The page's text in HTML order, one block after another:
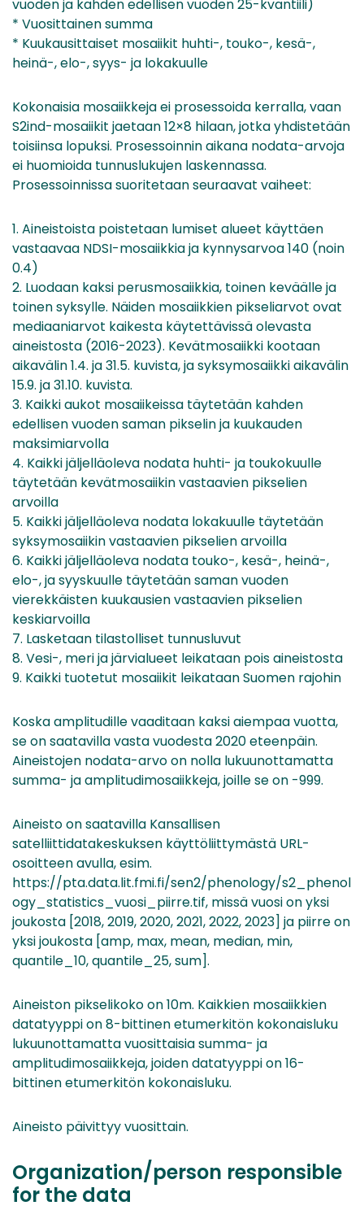
vuoden ja kahden edellisen vuoden 25-kvantiili)
* Vuosittainen summa
* Kuukausittaiset mosaiikit huhti-, touko-, kesä-,
heinä-, elo-, syys- ja lokakuulle
Kokonaisia mosaiikkeja ei prosessoida kerralla, vaan
S2ind-mosaiikit jaetaan 12×8 hilaan, jotka yhdistetään
toisiinsa lopuksi. Prosessoinnin aikana nodata-arvoja
ei huomioida tunnuslukujen laskennassa.
Prosessoinnissa suoritetaan seuraavat vaiheet:
1. Aineistoista poistetaan lumiset alueet käyttäen
vastaavaa NDSI-mosaiikkia ja kynnysarvoa 140 (noin
0.4)
2. Luodaan kaksi perusmosaiikkia, toinen keväälle ja
toinen syksylle. Näiden mosaiikkien pikseliarvot ovat
mediaaniarvot kaikesta käytettävissä olevasta
aineistosta (2016-2023). Kevätmosaiikki kootaan
aikavälin 1.4. ja 31.5. kuvista, ja syksymosaiikki aikavälin
15.9. ja 31.10. kuvista.
3. Kaikki aukot mosaiikeissa täytetään kahden
edellisen vuoden saman pikselin ja kuukauden
maksimiarvolla
4. Kaikki jäljelläoleva nodata huhti- ja toukokuulle
täytetään kevätmosaiikin vastaavien pikselien
arvoilla
5. Kaikki jäljelläoleva nodata lokakuulle täytetään
syksymosaiikin vastaavien pikselien arvoilla
6. Kaikki jäljelläoleva nodata touko-, kesä-, heinä-,
elo-, ja syyskuulle täytetään saman vuoden
vierekkäisten kuukausien vastaavien pikselien
keskiarvoilla
7. Lasketaan tilastolliset tunnusluvut
8. Vesi-, meri ja järvialueet leikataan pois aineistosta
9. Kaikki tuotetut mosaiikit leikataan Suomen rajohin
Koska amplitudille vaaditaan kaksi aiempaa vuotta,
se on saatavilla vasta vuodesta 2020 eteenpäin.
Aineistojen nodata-arvo on nolla lukuunottamatta
summa- ja amplitudimosaiikkeja, joille se on -999.
Aineisto on saatavilla Kansallisen
satelliittidatakeskuksen käyttöliittymästä URL-
osoitteen avulla, esim.
https://pta.data.lit.fmi.fi/sen2/phenology/s2_phenol
ogy_statistics_vuosi_piirre.tif, missä vuosi on yksi
joukosta [2018, 2019, 2020, 2021, 2022, 2023] ja piirre on
yksi joukosta [amp, max, mean, median, min,
quantile_10, quantile_25, sum].
Aineiston pikselikoko on 10m. Kaikkien mosaiikkien
datatyyppi on 8-bittinen etumerkitön kokonaisluku
lukuunottamatta vuosittaisia summa- ja
amplitudimosaiikkeja, joiden datatyyppi on 16-
bittinen etumerkitön kokonaisluku.
Aineisto päivittyy vuosittain.
Organization/person responsible
for the data